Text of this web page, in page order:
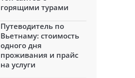
горящими турами
Путеводитель по
Вьетнаму: стоимость
одного дня
проживания и прайс
на услуги